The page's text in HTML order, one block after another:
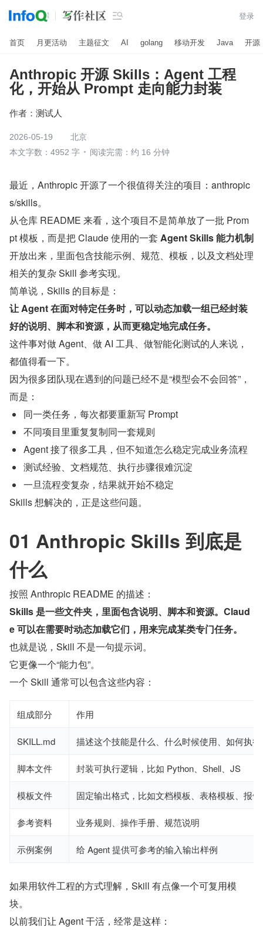
 登录
首页 月更活动 主题征文 AI golang 移动开发 Java 开源
Anthropic 开源 Skills：Agent 工程
化，开始从 Prompt 走向能力封装
作者： 测试人
2026-05-19
北京
本文字数：4952 字
阅读完需：约 16 分钟
最近，Anthropic 开源了一个很值得关注的项目：anthropic
s/skills。
从仓库 README 来看，这个项目不是简单放了一批 Prom
pt 模板，而是把 Claude 使用的一套 Agent Skills 能力机制
开放出来，里面包含技能示例、规范、模板，以及文档处理
相关的复杂 Skill 参考实现。
简单说，Skills 的目标是：
让 Agent 在面对特定任务时，可以动态加载一组已经封装
好的说明、脚本和资源，从而更稳定地完成任务。
这件事对做 Agent、做 AI 工具、做智能化测试的人来说，
都值得看一下。
因为很多团队现在遇到的问题已经不是“模型会不会回答”，
而是：
同一类任务，每次都要重新写 Prompt
不同项目里重复复制同一套规则
Agent 接了很多工具，但不知道怎么稳定完成业务流程
测试经验、文档规范、执行步骤很难沉淀
一旦流程变复杂，结果就开始不稳定
Skills 想解决的，正是这些问题。
01 Anthropic Skills 到底是
什么
按照 Anthropic README 的描述：
Skills 是一些文件夹，里面包含说明、脚本和资源。Claud
e 可以在需要时动态加载它们，用来完成某类专门任务。
也就是说，Skill 不是一句提示词。
它更像一个“能力包”。
一个 Skill 通常可以包含这些内容：
组成部分 作用
SKILL.md 描述这个技能是什么、什么时候使用、如何执行
脚本文件 封装可执行逻辑，比如 Python、Shell、JS
模板文件 固定输出格式，比如文档模板、表格模板、报
参考资料 业务规则、操作手册、规范说明
示例案例 给 Agent 提供可参考的输入输出样例
如果用软件工程的方式理解，Skill 有点像一个可复用模
块。
以前我们让 Agent 干活，经常是这样：